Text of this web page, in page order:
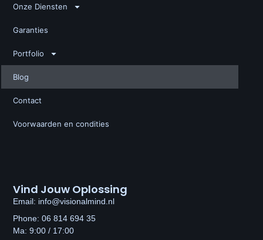
Onze Diensten
Garanties
Portfolio
Blog
Contact
Voorwaarden en condities
Vind Jouw Oplossing
Email: info@visionalmind.nl
Phone: 06 814 694 35
Ma: 9:00 / 17:00